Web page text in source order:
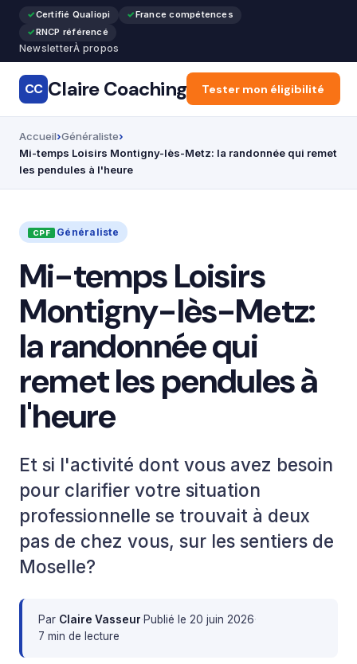
Certifié Qualiopi
France compétences
RNCP référencé
NewsletterÀ propos
CC Claire Coaching Accueil Articles
Tester mon éligibilité
Accueil Généraliste
Mi-temps Loisirs Montigny-lès-Metz: la randonnée qui remet
les pendules à l'heure
Généraliste
Mi-temps Loisirs
Montigny-lès-Metz:
la randonnée qui
remet les pendules à
l'heure
Et si l'activité dont vous avez besoin
pour clarifier votre situation
professionnelle se trouvait à deux
pas de chez vous, sur les sentiers de
Moselle?
Par Claire Vasseur·Publié le 20 juin 2026·
7 min de lecture